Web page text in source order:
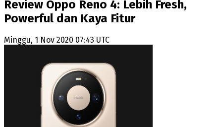
Review Oppo Reno 4: Lebih Fresh,
Powerful dan Kaya Fitur
Minggu, 1 Nov 2020 07:43 UTC